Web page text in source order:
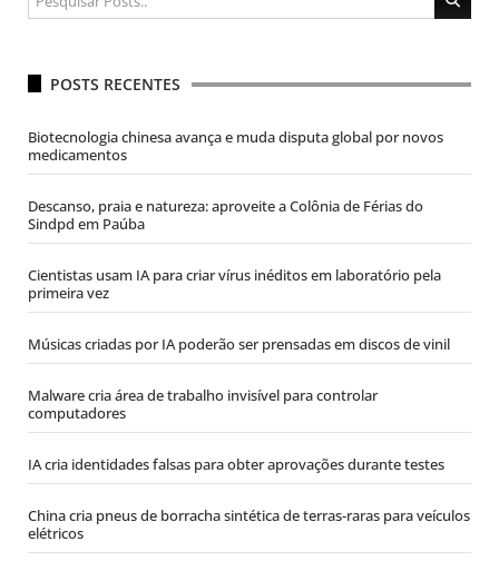
POSTS RECENTES
Biotecnologia chinesa avança e muda disputa global por novos
medicamentos
Descanso, praia e natureza: aproveite a Colônia de Férias do
Sindpd em Paúba
Cientistas usam IA para criar vírus inéditos em laboratório pela
primeira vez
Músicas criadas por IA poderão ser prensadas em discos de vinil
Malware cria área de trabalho invisível para controlar
computadores
IA cria identidades falsas para obter aprovações durante testes
China cria pneus de borracha sintética de terras-raras para veículos
elétricos